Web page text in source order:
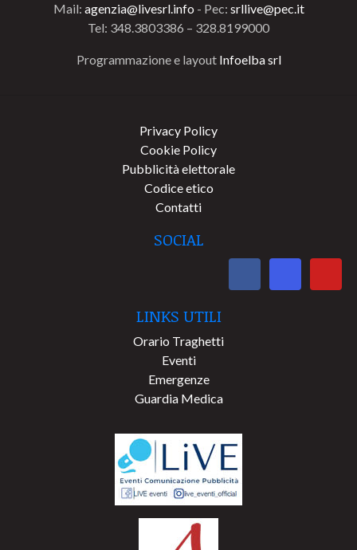
Mail: agenzia@livesrl.info - Pec: srllive@pec.it
Tel: 348.3803386 – 328.8199000
Programmazione e layout Infoelba srl
Privacy Policy
Cookie Policy
Pubblicità elettorale
Codice etico
Contatti
SOCIAL
LINKS UTILI
Orario Traghetti
Eventi
Emergenze
Guardia Medica